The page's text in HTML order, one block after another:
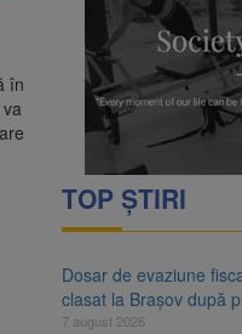
plata prejudiciului
în
TOP ȘTIRI
Dosar de evaziune
clasat la Brașov după
7 august 2026